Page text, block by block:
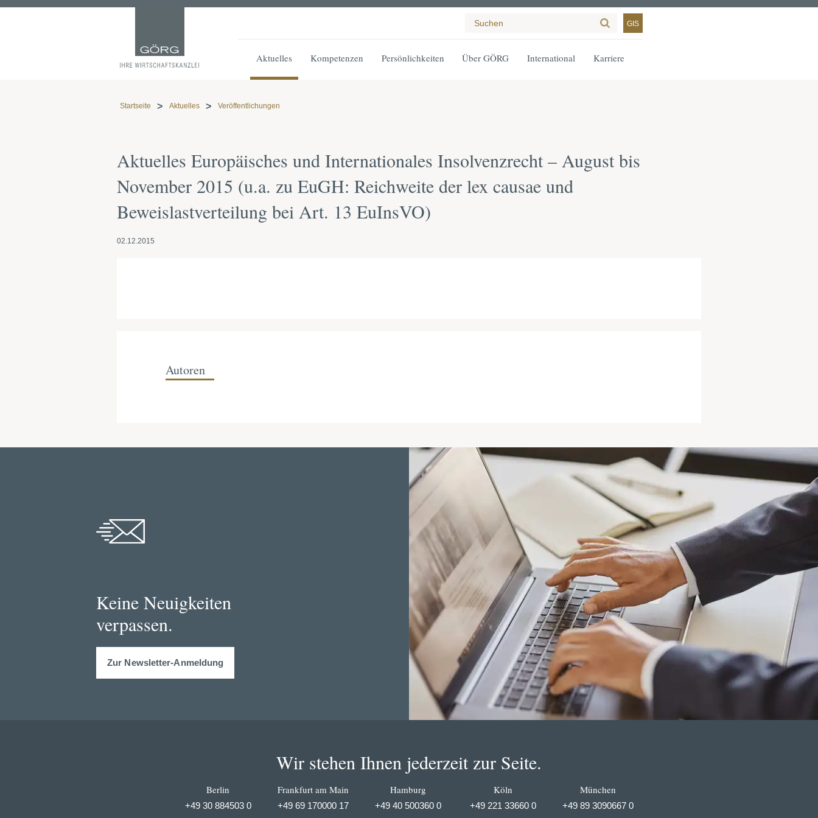
GIS
Aktuelles Kompetenzen Persönlichkeiten Über GÖRG International Karriere
Startseite Aktuelles Veröffentlichungen
Aktuelles Europäisches und Internationales Insolvenzrecht – August bis
November 2015 (u.a. zu EuGH: Reichweite der lex causae und
Beweislastverteilung bei Art. 13 EuInsVO)
02.12.2015
Autoren
Keine Neuigkeiten
verpassen.
Zur Newsletter-Anmeldung
Wir stehen Ihnen jederzeit zur Seite.
Berlin
+49 30 884503 0
Frankfurt am Main
+49 69 170000 17
Hamburg
+49 40 500360 0
Köln
+49 221 33660 0
München
+49 89 3090667 0